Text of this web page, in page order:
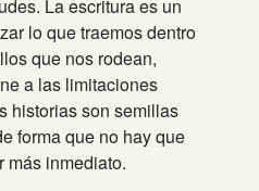
La escritura es un
lo que traemos dentro
que nos rodean,
a las limitaciones
historias son semillas
forma que no hay que
más inmediato.